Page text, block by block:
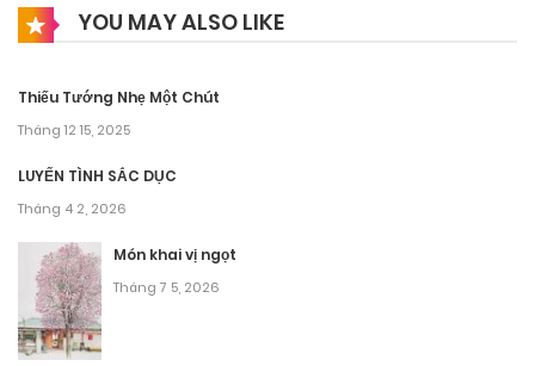
YOU MAY ALSO LIKE
Thiếu Tướng Nhẹ Một Chút
Tháng 12 15, 2025
LUYẾN TÌNH SẮC DỤC
Tháng 4 2, 2026
Món khai vị ngọt
Tháng 7 5, 2026